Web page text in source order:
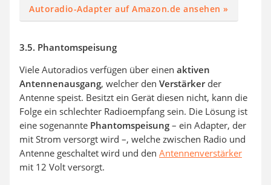
Autoradio-Adapter auf Amazon.de ansehen »
3.5. Phantomspeisung
Viele Autoradios verfügen über einen aktiven
Antennenausgang, welcher den Verstärkerder
Antenne speist. Besitzt ein Gerät diesen nicht, kann die
Folge ein schlechter Radioempfang sein. Die Lösung ist
eine sogenannte Phantomspeisung – ein Adapter, der
mit Strom versorgt wird –, welche zwischen Radio und
Antenne geschaltet wird und den Antennenverstärker
mit 12 Volt versorgt.